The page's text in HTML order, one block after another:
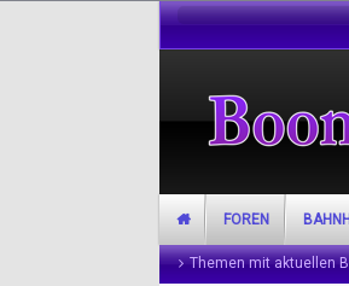
FOREN
Themen mit aktuellen